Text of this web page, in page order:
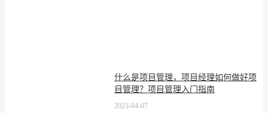
什么是项目管理，项目经理如何做好项
目管理？项目管理入门指南
2023-04-07